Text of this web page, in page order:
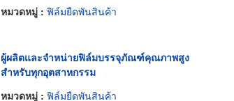
หมวดหมู่ : ฟิล์มยืดพันสินค้า
ผู้ผลิตและจำหน่ายฟิล์มบรรจุภัณฑ์คุณภาพสูง
สำหรับทุกอุตสาหกรรม
หมวดหมู่ : ฟิล์มยืดพันสินค้า